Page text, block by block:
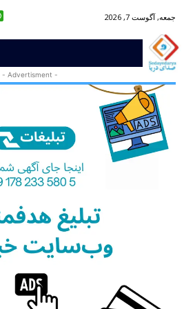
جمعه, آگوست 7, 2026
- Advertisment -